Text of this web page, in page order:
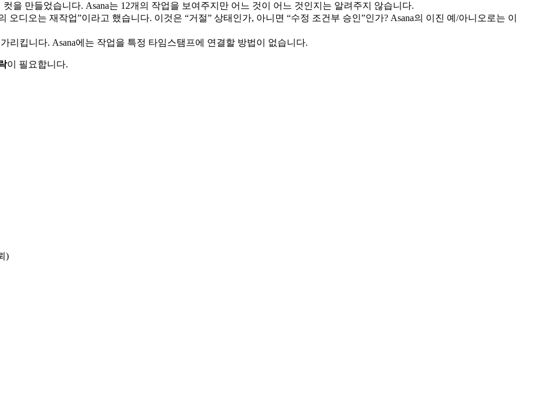
을 만들었습니다. Asana는 12개의 작업을 보여주지만 어느 것이 어느 것인지는 알려주지 않습니다.
오디오는 재작업”이라고 했습니다. 이것은 “거절” 상태인가, 아니면 “수정 조건부 승인”인가? Asana의 이진 예/아니오로는 이
리킵니다. Asana에는 작업을 특정 타임스탬프에 연결할 방법이 없습니다.
이 필요합니다.
)